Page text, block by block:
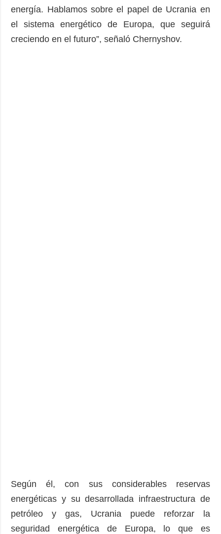
energía. Hablamos sobre el papel de Ucrania en
el sistema energético de Europa, que seguirá
creciendo en el futuro”, señaló Chernyshov.
Según él, con sus considerables reservas
energéticas y su desarrollada infraestructura de
petróleo y gas, Ucrania puede reforzar la
seguridad energética de Europa, lo que es